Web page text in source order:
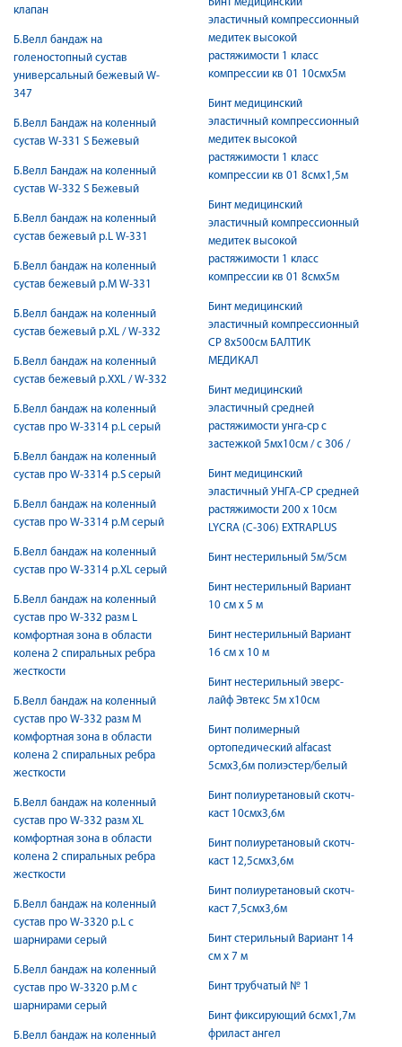
клапан
Б.Велл бандаж на
голеностопный сустав
универсальный бежевый W-
347
Б.Велл Бандаж на коленный
сустав W-331 S Бежевый
Б.Велл Бандаж на коленный
сустав W-332 S Бежевый
Б.Велл бандаж на коленный
сустав бежевый р.L W-331
Б.Велл бандаж на коленный
сустав бежевый р.M W-331
Б.Велл бандаж на коленный
сустав бежевый р.XL / W-332
Б.Велл бандаж на коленный
сустав бежевый р.XXL / W-332
Б.Велл бандаж на коленный
сустав про W-3314 р.L серый
Б.Велл бандаж на коленный
сустав про W-3314 р.S серый
Б.Велл бандаж на коленный
сустав про W-3314 р.М серый
Б.Велл бандаж на коленный
сустав про W-3314 р.ХL серый
Б.Велл бандаж на коленный
сустав про W-332 разм L
комфортная зона в области
колена 2 спиральных ребра
жесткости
Б.Велл бандаж на коленный
сустав про W-332 разм M
комфортная зона в области
колена 2 спиральных ребра
жесткости
Б.Велл бандаж на коленный
сустав про W-332 разм XL
комфортная зона в области
колена 2 спиральных ребра
жесткости
Б.Велл бандаж на коленный
сустав про W-3320 р.L с
шарнирами серый
Б.Велл бандаж на коленный
сустав про W-3320 р.М с
шарнирами серый
Б.Велл бандаж на коленный
эластичный компрессионный
медитек высокой
растяжимости 1 класс
компрессии кв 01 10смх5м
Бинт медицинский
эластичный компрессионный
медитек высокой
растяжимости 1 класс
компрессии кв 01 8смх1,5м
Бинт медицинский
эластичный компрессионный
медитек высокой
растяжимости 1 класс
компрессии кв 01 8смх5м
Бинт медицинский
эластичный компрессионный
СР 8х500см БАЛТИК
МЕДИКАЛ
Бинт медицинский
эластичный средней
растяжимости унга-ср с
застежкой 5мx10см / с 306 /
Бинт медицинский
эластичный УНГА-СР средней
растяжимости 200 х 10см
LYCRA (С-306) EXTRAPLUS
Бинт нестерильный 5м/5см
Бинт нестерильный Вариант
10 см х 5 м
Бинт нестерильный Вариант
16 см х 10 м
Бинт нестерильный эверс-
лайф Эвтекс 5м х10см
Бинт полимерный
ортопедический alfacast
5смх3,6м полиэстер/белый
Бинт полиуретановый скотч-
каст 10смх3,6м
Бинт полиуретановый скотч-
каст 12,5смх3,6м
Бинт полиуретановый скотч-
каст 7,5смх3,6м
Бинт стерильный Вариант 14
см х 7 м
Бинт трубчатый № 1
Бинт фиксирующий 6смх1,7м
фриласт ангел